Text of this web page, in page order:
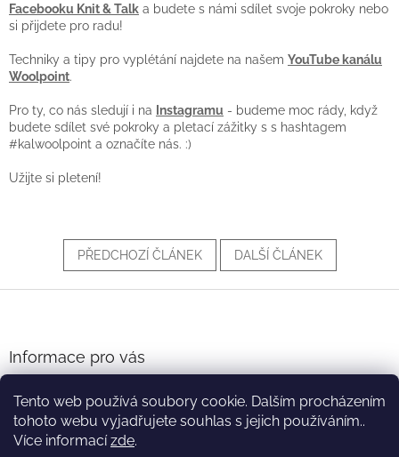
Tento web používá soubory cookie. Dalším procházením
tohoto webu vyjadřujete souhlas s jejich používáním..
Více informacízde.
Facebooku Knit & Talk a budete s námi sdílet svoje pokroky nebo
si přijdete pro radu!
Techniky a tipy pro vyplétání najdete na našem YouTube kanálu
Woolpoint.
Pro ty, co nás sledují i na Instagramu - budeme moc rády, když
budete sdílet své pokroky a pletací zážitky s s hashtagem
#kalwoolpoint a označíte nás. :)
Užijte si pletení!
PŘEDCHOZÍ ČLÁNEK DALŠÍ ČLÁNEK
t
Informace pro vás
Podmínky ochrany osobních údajů